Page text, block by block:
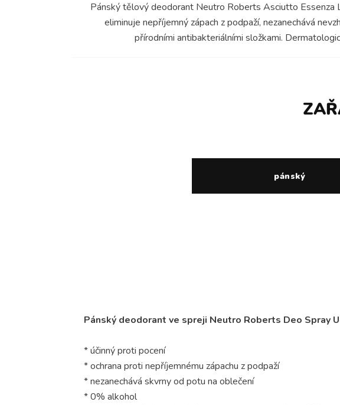
Pánský tělový deodorant Neutro Roberts Asciutto Essenza
eliminuje nepříjemný zápach z podpaží, nezanechává
přírodními antibakteriálními složkami.
pánský
Pánský deodorant ve spreji Neutro Roberts Deo Spray
* účinný proti pocení
* ochrana proti nepříjemnému zápachu z podpaží
* nezanechává skvrny od potu na oblečení
* 0% alkohol